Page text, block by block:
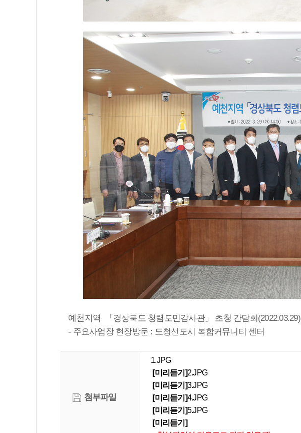
예천지역 「경상북도 청렴도민감사관」 초청 간담회(2022.03.29)
- 주요사업장 현장방문 : 도청신도시 복합커뮤니티 센터
첨부파일
1.JPG
[미리듣기]2.JPG
[미리듣기]3.JPG
[미리듣기]4.JPG
[미리듣기]5.JPG
[미리듣기]